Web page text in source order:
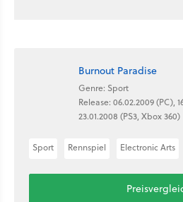
Burnout Paradise
Genre: Sport
Release: 06.02.2009 (PC),
23.01.2008 (PS3, Xbox 360)
Sport Rennspiel Electronic Arts